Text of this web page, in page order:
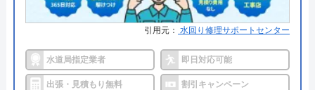
拠点数2270店舗と日本全国に拠点を構え、年中無休
で対応をしています。日中はコールセンターにて問
い合わせ受付をしてくれるので、すぐに相談ができ
水トラブルの不安もすぐに解消できます。
引用元： 水回り修理サポートセンター
水道局指定業者 即日対応可能
出張・見積もり無料 割引キャンペーン